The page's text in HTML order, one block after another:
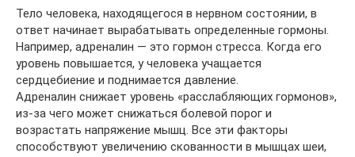
Тело человека, находящегося в нервном состоянии, в
ответ начинает вырабатывать определенные гормоны.
Например, адреналин — это гормон стресса. Когда его
уровень повышается, у человека учащается
сердцебиение и поднимается давление.
Адреналин снижает уровень «расслабляющих гормонов»,
из-за чего может снижаться болевой порог и
возрастать напряжение мышц. Все эти факторы
способствуют увеличению скованности в мышцах шеи,